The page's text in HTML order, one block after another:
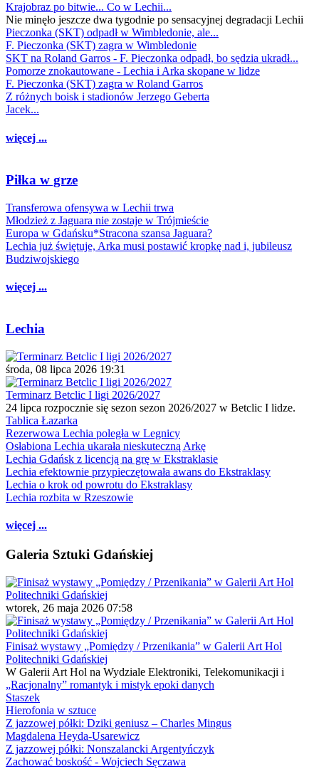
Krajobraz po bitwie... Co w Lechii...
Nie minęło jeszcze dwa tygodnie po sensacyjnej degradacji Lechii
Pieczonka (SKT) odpadł w Wimbledonie, ale...
F. Pieczonka (SKT) zagra w Wimbledonie
SKT na Roland Garros - F. Pieczonka odpadł, bo sędzia ukradł...
Pomorze znokautowane - Lechia i Arka skopane w lidze
F. Pieczonka (SKT) zagra w Roland Garros
Z różnych boisk i stadionów Jerzego Geberta
Jacek...
więcej ...
Piłka w grze
Transferowa ofensywa w Lechii trwa
Młodzież z Jaguara nie zostaje w Trójmieście
Europa w Gdańsku*Stracona szansa Jaguara?
Lechia już świętuje, Arka musi postawić kropkę nad i, jubileusz
Budziwojskiego
więcej ...
Lechia
środa, 08 lipca 2026 19:31
Terminarz Betclic I ligi 2026/2027
24 lipca rozpocznie się sezon sezon 2026/2027 w Betclic I lidze.
Tablica Łazarka
Rezerwowa Lechia poległa w Legnicy
Osłabiona Lechia ukarała nieskuteczną Arkę
Lechia Gdańsk z licencją na grę w Ekstraklasie
Lechia efektownie przypieczętowała awans do Ekstraklasy
Lechia o krok od powrotu do Ekstraklasy
Lechia rozbita w Rzeszowie
więcej ...
Galeria Sztuki Gdańskiej
wtorek, 26 maja 2026 07:58
Finisaż wystawy „Pomiędzy / Przenikania” w Galerii Art Hol
Politechniki Gdańskiej
W Galerii Art Hol na Wydziale Elektroniki, Telekomunikacji i
„Racjonalny” romantyk i mistyk epoki danych
Staszek
Hierofonia w sztuce
Z jazzowej półki: Dziki geniusz – Charles Mingus
Magdalena Heyda-Usarewicz
Z jazzowej półki: Nonszalancki Argentyńczyk
Zachować boskość - Wojciech Sęczawa